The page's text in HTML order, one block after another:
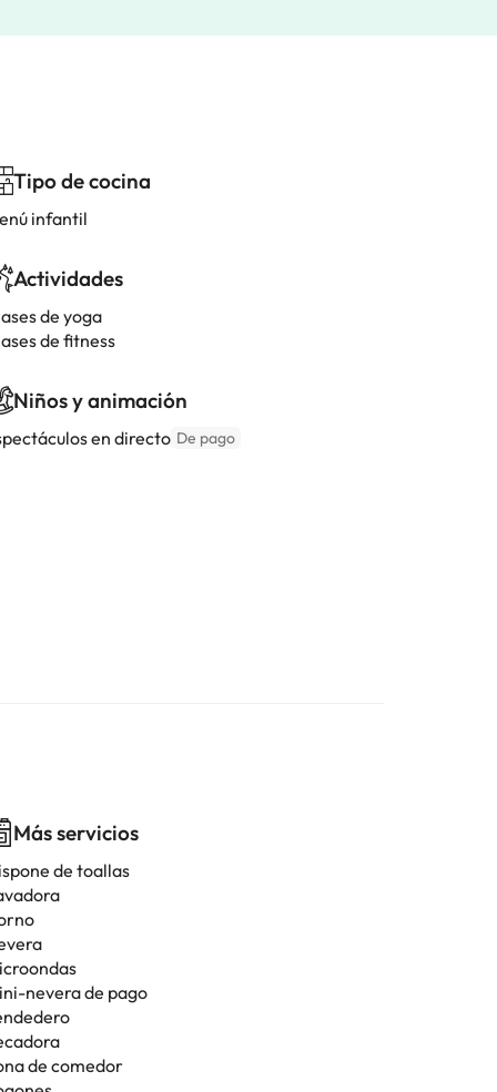
Tipo de cocina
infantil
Actividades
de yoga
de fitness
Niños y animación
en directo De pago
Más servicios
de toallas
nevera de pago
de comedor